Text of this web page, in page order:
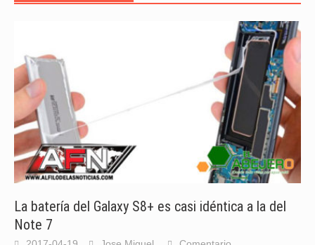
La batería del Galaxy S8+ es casi idéntica a la del
Note 7